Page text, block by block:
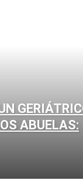
ABUELAS: